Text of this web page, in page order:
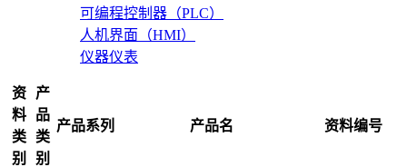
可编程控制器（PLC）
人机界面（HMI）
仪器仪表
资
料
类
别
产
品
类
别
产品系列 产品名 资料编号